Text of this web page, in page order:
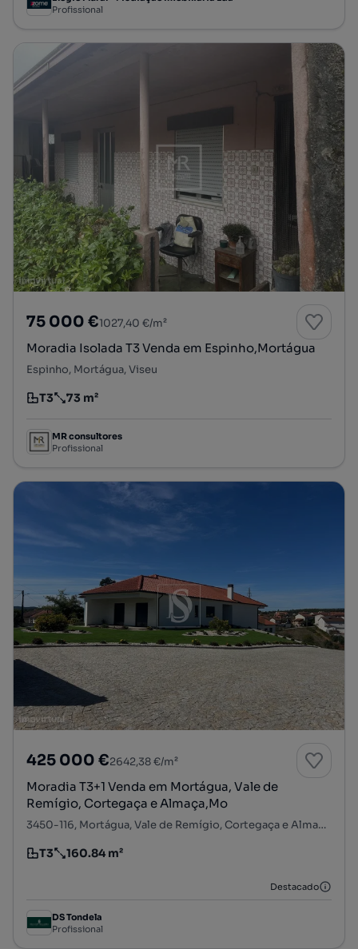
Profissional
75 000 €1027,40 €/m²
Moradia Isolada T3 Venda em Espinho,Mortágua
Espinho, Mortágua, Viseu
Tipologia
T3
Preço por metro quadrado
73 m²
MR consultores
Profissional
425 000 €2642,38 €/m²
Moradia T3+1 Venda em Mortágua, Vale de
Remígio, Cortegaça e Almaça,Mo
3450-116, Mortágua, Vale de Remígio, Cortegaça e Almaça, Mortágua, Viseu
Tipologia
T3
Preço por metro quadrado
160.84 m²
Destacado
DS Tondela
Profissional